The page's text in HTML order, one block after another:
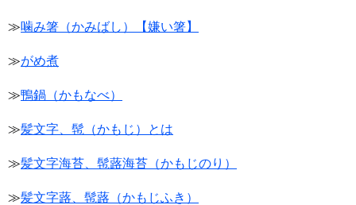
≫噛み箸（かみばし）【嫌い箸】
≫がめ煮
≫鴨鍋（かもなべ）
≫髪文字、髢（かもじ）とは
≫髪文字海苔、髢蕗海苔（かもじのり）
≫髪文字蕗、髢蕗（かもじふき）